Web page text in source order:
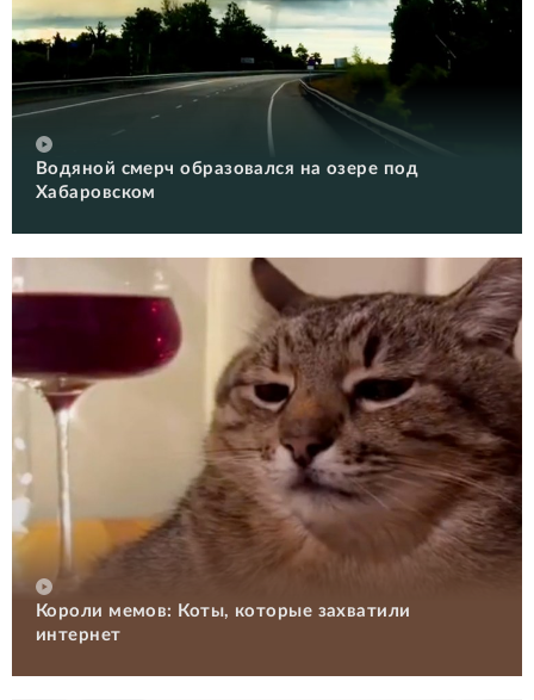
Водяной смерч образовался на озере под
Хабаровском
Короли мемов: Коты, которые захватили
интернет